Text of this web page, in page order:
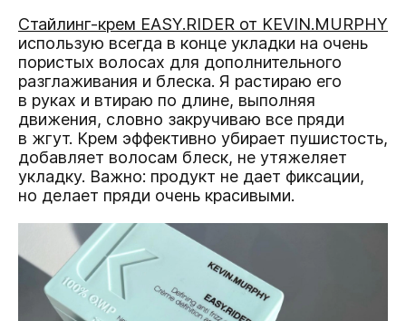
Стайлинг-крем EASY.RIDER от KEVIN.MURPHY
использую всегда в конце укладки на очень
пористых волосах для дополнительного
разглаживания и блеска. Я растираю его
в руках и втираю по длине, выполняя
движения, словно закручиваю все пряди
в жгут. Крем эффективно убирает пушистость,
добавляет волосам блеск, не утяжеляет
укладку. Важно: продукт не дает фиксации,
но делает пряди очень красивыми.